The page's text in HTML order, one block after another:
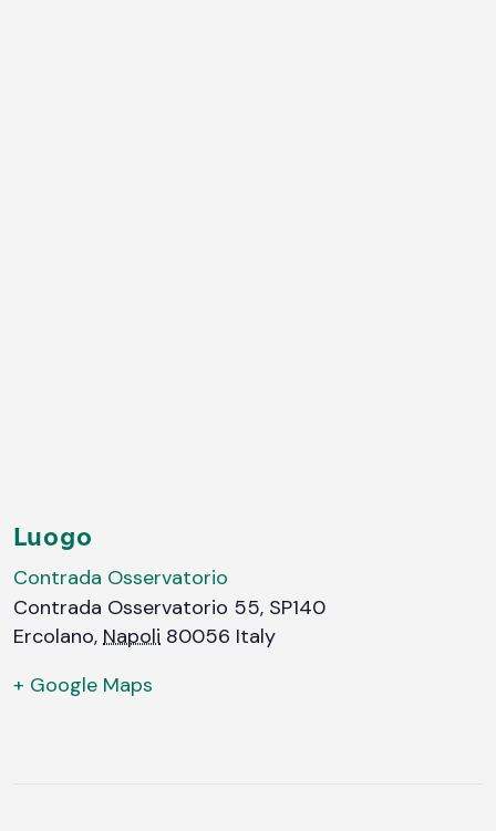
Luogo
Contrada Osservatorio
Contrada Osservatorio 55, SP140
Ercolano, Napoli 80056 Italy
+ Google Maps